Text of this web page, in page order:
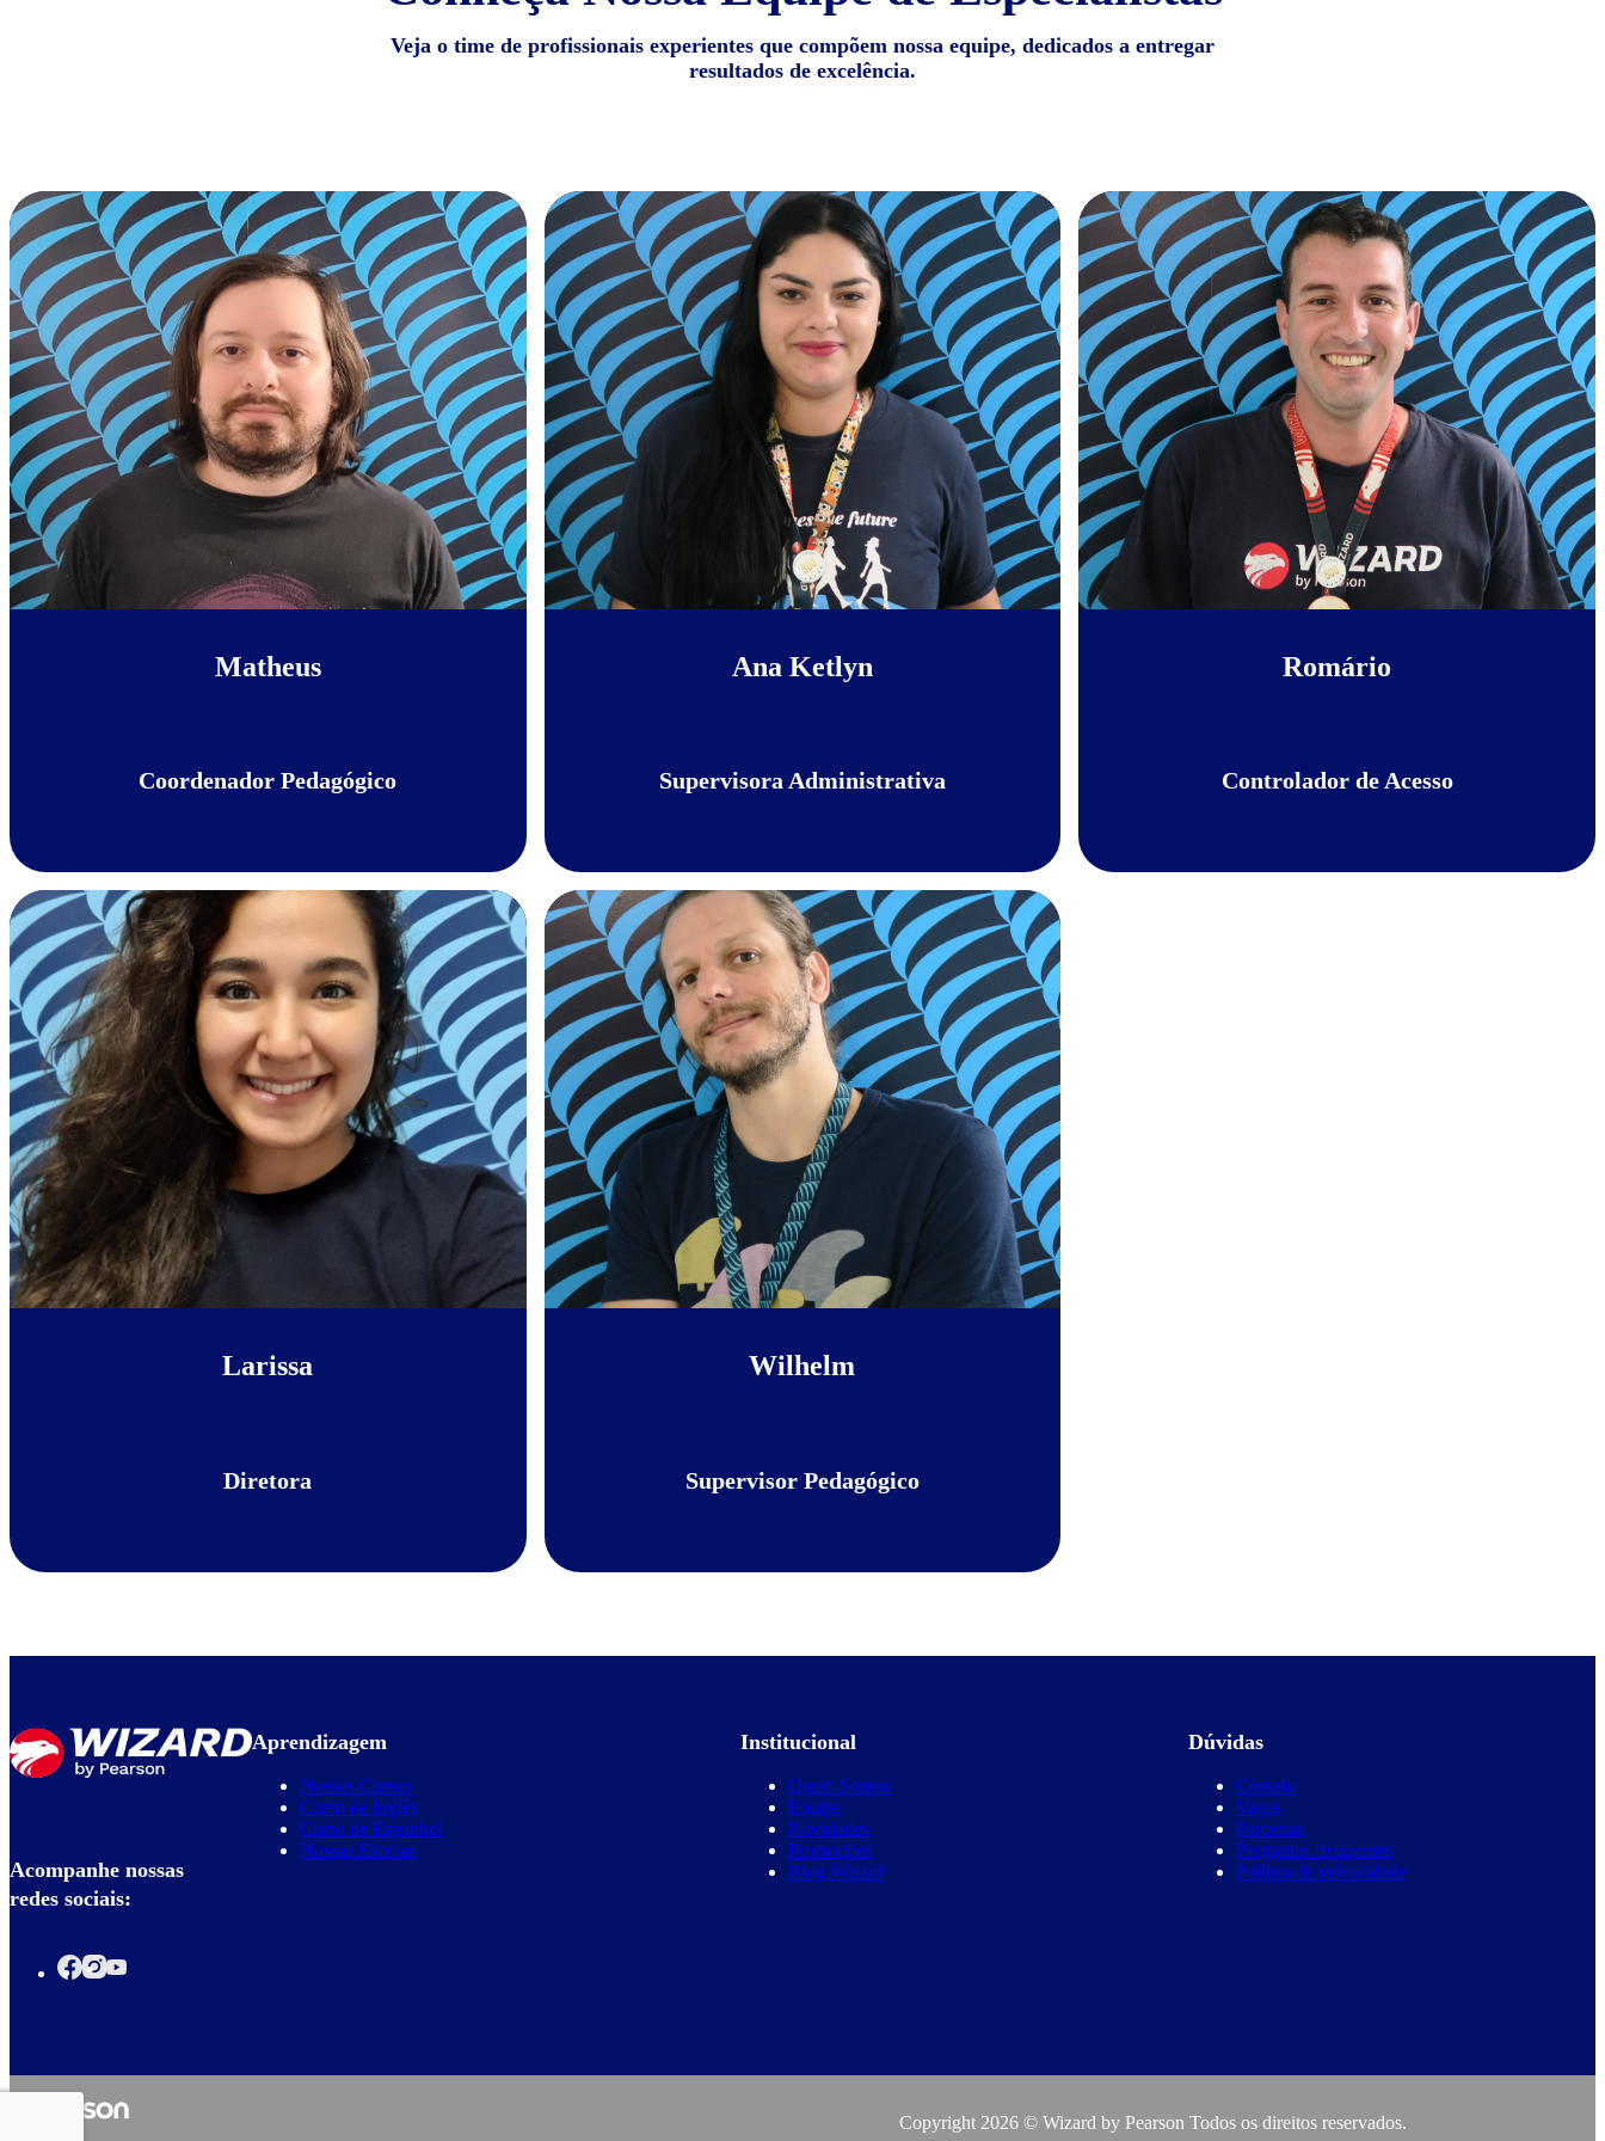
Veja o time de profissionais experientes que compõem nossa equipe, dedicados a entregar
resultados de excelência.
Matheus
Coordenador Pedagógico
Ana Ketlyn
Supervisora Administrativa
Romário
Controlador de Acesso
Larissa
Diretora
Wilhelm
Supervisor Pedagógico
Acompanhe nossas
redes sociais:
Aprendizagem
Nossos Cursos
Curso de Inglês
Curso de Espanhol
Nossas Escolas
Institucional
Quem Somos
Equipe
Novidades
Promoções
Blog Wizard
Dúvidas
Contato
Vagas
Parcerias
Perguntas frequentes
Política de privacidade
Copyright 2026 © Wizard by Pearson Todos os direitos reservados.